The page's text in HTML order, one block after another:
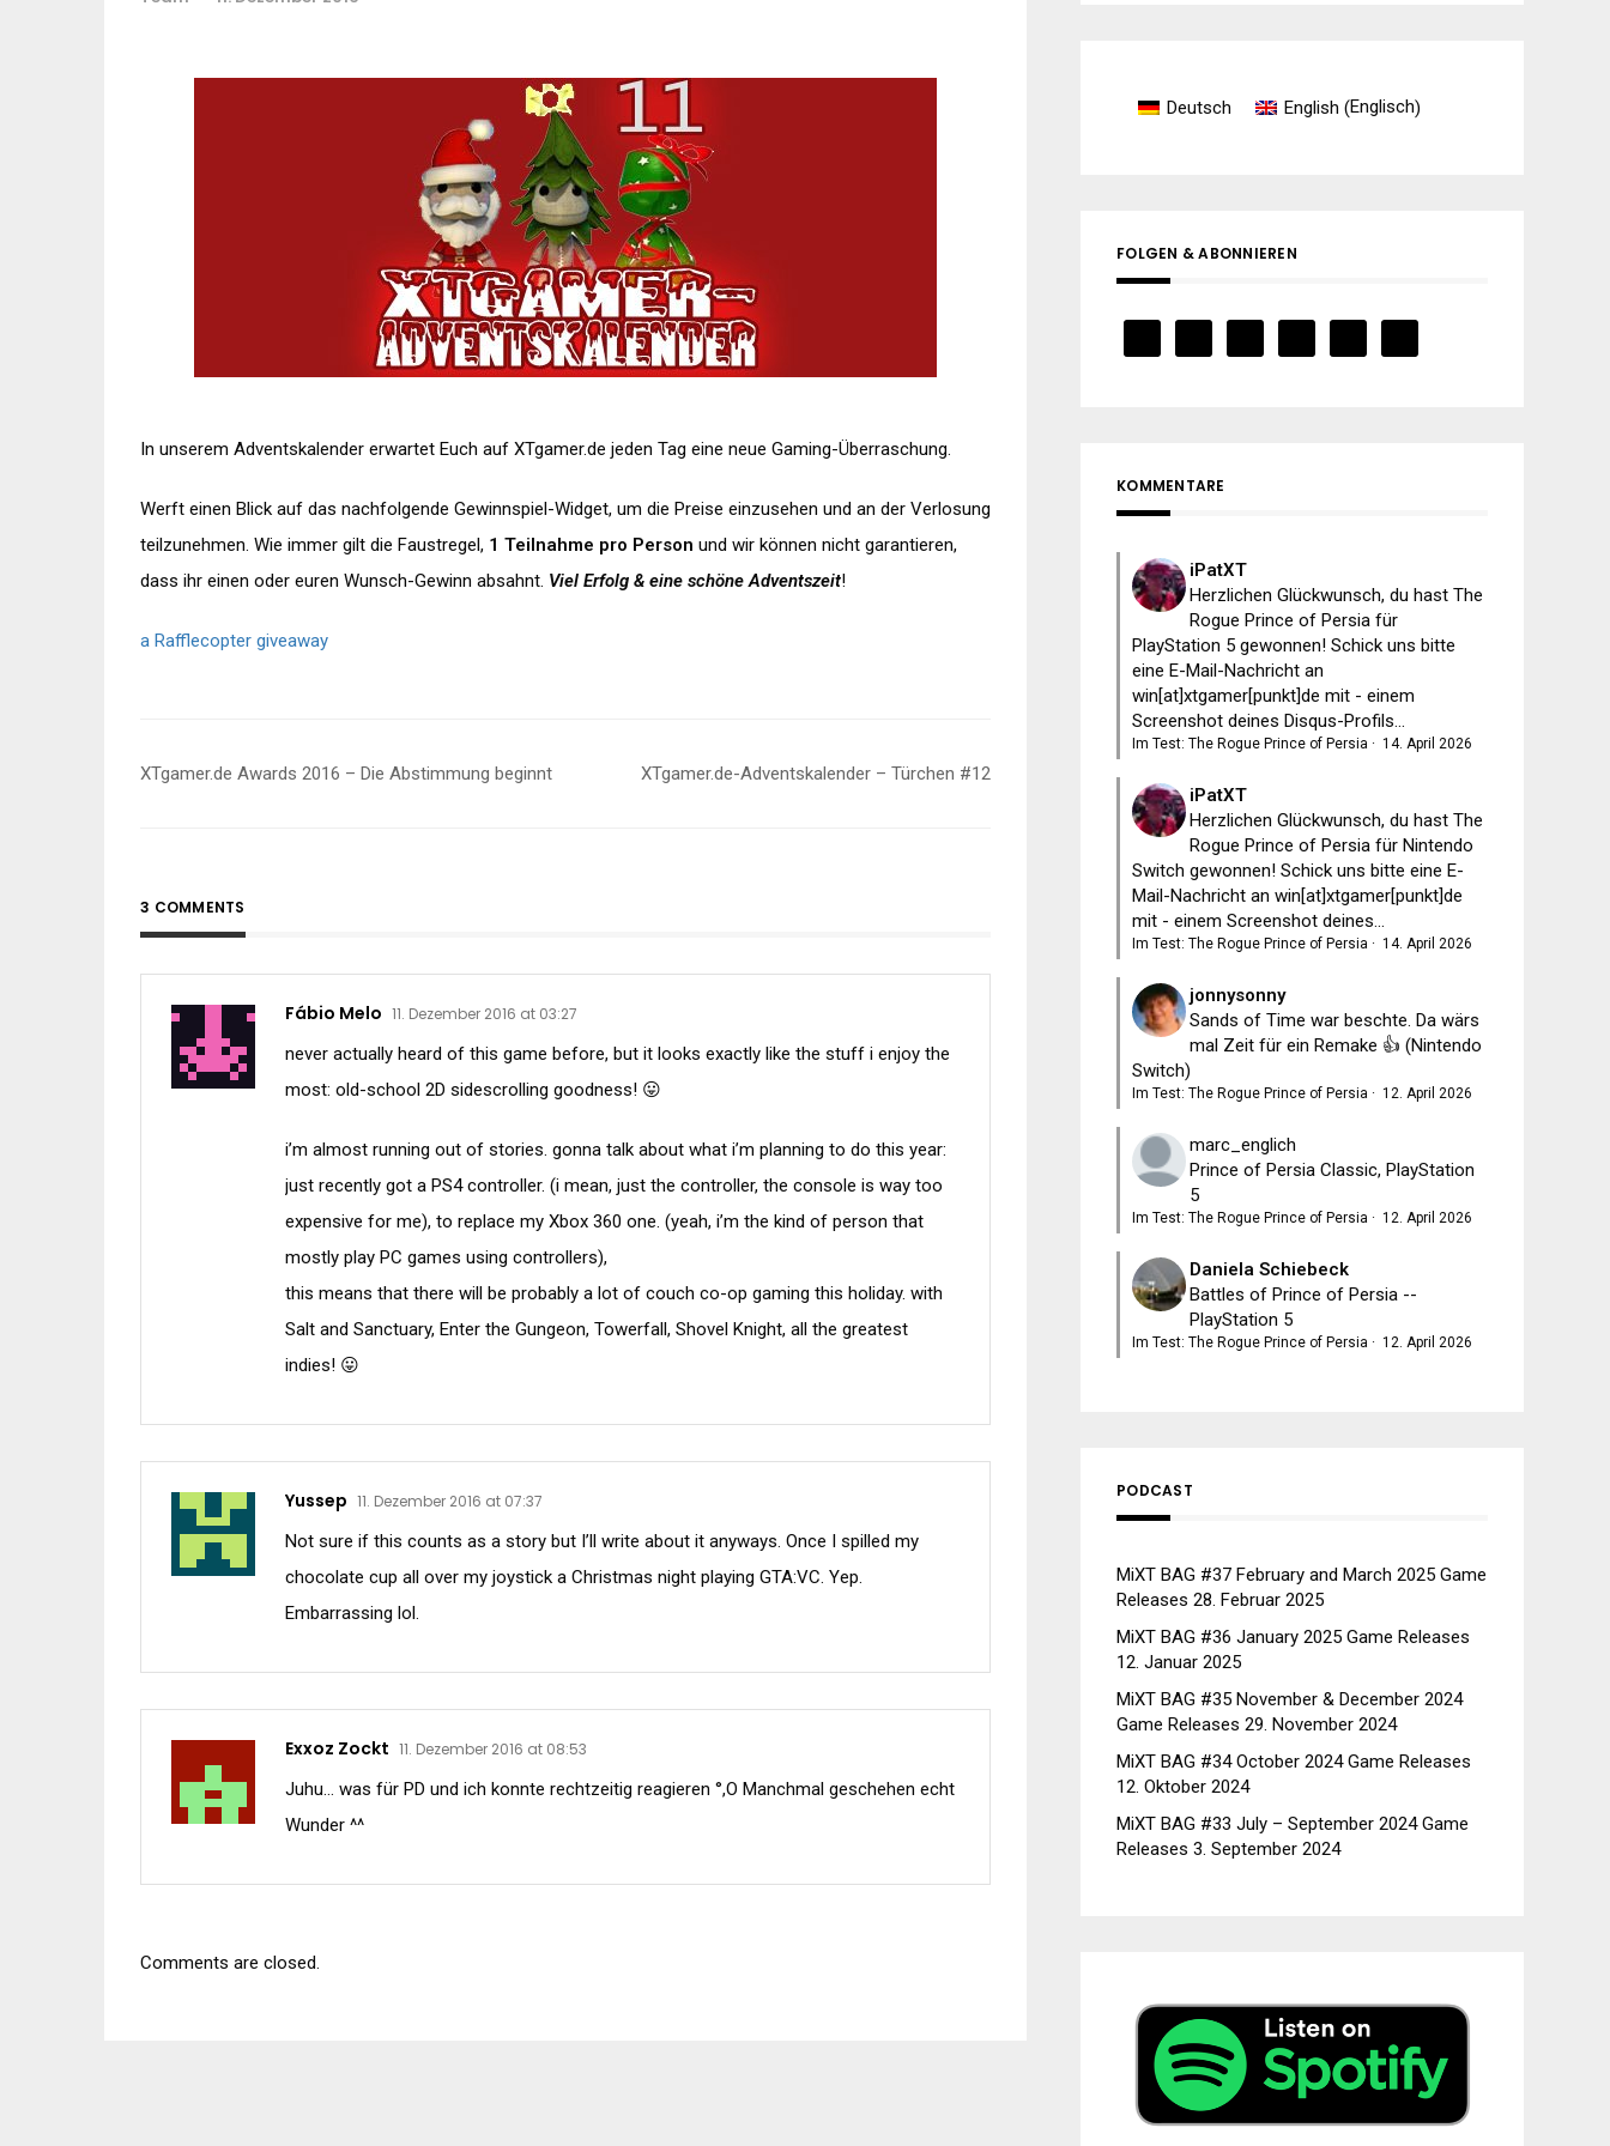
In unserem Adventskalender erwartet Euch auf XTgamer.de jeden Tag eine neue Gaming-Überraschung.
Werft einen Blick auf das nachfolgende Gewinnspiel-Widget, um die Preise einzusehen und an der Verlosung
teilzunehmen. Wie immer gilt die Faustregel, 1 Teilnahme pro Person und wir können nicht garantieren,
dass ihr einen oder euren Wunsch-Gewinn absahnt. Viel Erfolg & eine schöne Adventszeit!
a Rafflecopter giveaway
Beitragsnavigation
XTgamer.de Awards 2016 – Die Abstimmung beginnt XTgamer.de-Adventskalender – Türchen #12
3 COMMENTS
Fábio Melo 11. Dezember 2016 at 03:27
never actually heard of this game before, but it looks exactly like the stuff i enjoy the
most: old-school 2D sidescrolling goodness! 😛
i’m almost running out of stories. gonna talk about what i’m planning to do this year:
just recently got a PS4 controller. (i mean, just the controller, the console is way too
expensive for me), to replace my Xbox 360 one. (yeah, i’m the kind of person that
mostly play PC games using controllers),
this means that there will be probably a lot of couch co-op gaming this holiday. with
Salt and Sanctuary, Enter the Gungeon, Towerfall, Shovel Knight, all the greatest
indies! 😛
Yussep 11. Dezember 2016 at 07:37
Not sure if this counts as a story but I’ll write about it anyways. Once I spilled my
chocolate cup all over my joystick a Christmas night playing GTA:VC. Yep.
Embarrassing lol.
Exxoz Zockt 11. Dezember 2016 at 08:53
Juhu… was für PD und ich konnte rechtzeitig reagieren °,O Manchmal geschehen echt
Wunder ^^
Comments are closed.
Deutsch English (Englisch)
FOLGEN & ABONNIEREN
KOMMENTARE
iPatXT
Herzlichen Glückwunsch, du hast The
Rogue Prince of Persia für
PlayStation 5 gewonnen! Schick uns bitte
eine E-Mail-Nachricht an
win[at]xtgamer[punkt]de mit - einem
Screenshot deines Disqus-Profils...
Im Test: The Rogue Prince of Persia · 14. April 2026
iPatXT
Herzlichen Glückwunsch, du hast The
Rogue Prince of Persia für Nintendo
Switch gewonnen! Schick uns bitte eine E-
Mail-Nachricht an win[at]xtgamer[punkt]de
mit - einem Screenshot deines...
Im Test: The Rogue Prince of Persia · 14. April 2026
jonnysonny
Sands of Time war beschte. Da wärs
mal Zeit für ein Remake 👍 (Nintendo
Switch)
Im Test: The Rogue Prince of Persia · 12. April 2026
marc_englich
Prince of Persia Classic, PlayStation
5
Im Test: The Rogue Prince of Persia · 12. April 2026
Daniela Schiebeck
Battles of Prince of Persia --
PlayStation 5
Im Test: The Rogue Prince of Persia · 12. April 2026
PODCAST
MiXT BAG #37 February and March 2025 Game
Releases 28. Februar 2025
MiXT BAG #36 January 2025 Game Releases
12. Januar 2025
MiXT BAG #35 November & December 2024
Game Releases 29. November 2024
MiXT BAG #34 October 2024 Game Releases
12. Oktober 2024
MiXT BAG #33 July – September 2024 Game
Releases 3. September 2024